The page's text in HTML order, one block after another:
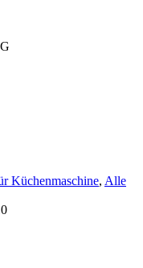
Küchenmaschine, Alle